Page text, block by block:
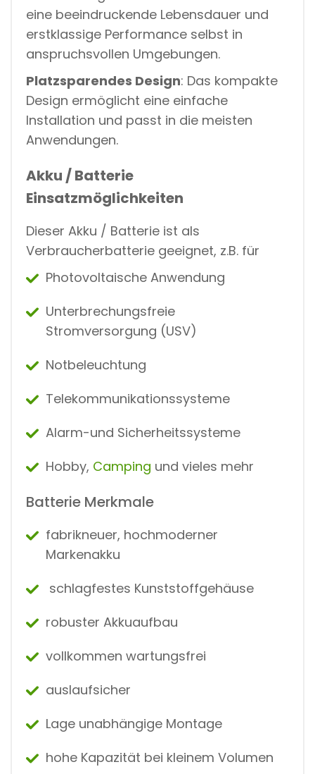
eine beeindruckende Lebensdauer und
erstklassige Performance selbst in
anspruchsvollen Umgebungen.
Platzsparendes Design: Das kompakte
Design ermöglicht eine einfache
Installation und passt in die meisten
Anwendungen.
Akku / Batterie
Einsatzmöglichkeiten
Dieser Akku / Batterie ist als
Verbraucherbatterie geeignet, z.B. für
Photovoltaische Anwendung
Unterbrechungsfreie
Stromversorgung (USV)
Notbeleuchtung
Telekommunikationssysteme
Alarm-und Sicherheitssysteme
Hobby, Camping und vieles mehr
Batterie Merkmale
fabrikneuer, hochmoderner
Markenakku
schlagfestes Kunststoffgehäuse
robuster Akkuaufbau
vollkommen wartungsfrei
auslaufsicher
Lage unabhängige Montage
hohe Kapazität bei kleinem Volumen